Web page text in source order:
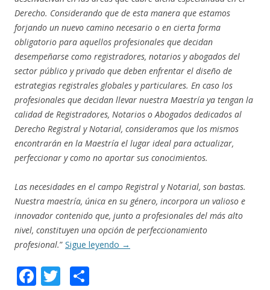
Derecho. Considerando que de esta manera que estamos
forjando un nuevo camino necesario o en cierta forma
obligatorio para aquellos profesionales que decidan
desempeñarse como registradores, notarios y abogados del
sector público y privado que deben enfrentar el diseño de
estrategias registrales globales y particulares. En caso los
profesionales que decidan llevar nuestra Maestría ya tengan la
calidad de Registradores, Notarios o Abogados dedicados al
Derecho Registral y Notarial, consideramos que los mismos
encontrarán en la Maestría el lugar ideal para actualizar,
perfeccionar y como no aportar sus conocimientos.
Las necesidades en el campo Registral y Notarial, son bastas.
Nuestra maestría, única en su género, incorpora un valioso e
innovador contenido que, junto a profesionales del más alto
nivel, constituyen una opción de perfeccionamiento
profesional.” Sigue leyendo →
F T